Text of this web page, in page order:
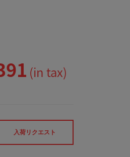
(in tax)
入荷リクエスト